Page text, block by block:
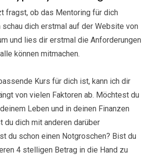
fragst, ob das Mentoring für dich
dich erstmal auf der Website von
und lies dir erstmal die Anforderungen
können mitmachen.
Kurs für dich ist, kann ich dir
von vielen Faktoren ab. Möchtest du
Leben und in deinen Finanzen
du dich mit anderen darüber
du schon einen Notgroschen? Bist du
4 stelligen Betrag in die Hand zu